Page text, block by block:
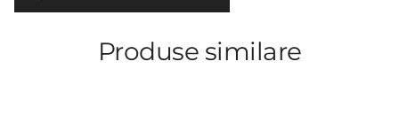
Produse similare